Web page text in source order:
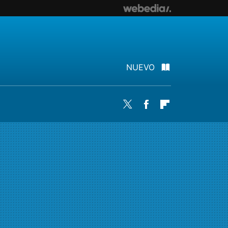
NUEVO
Twitter Facebook